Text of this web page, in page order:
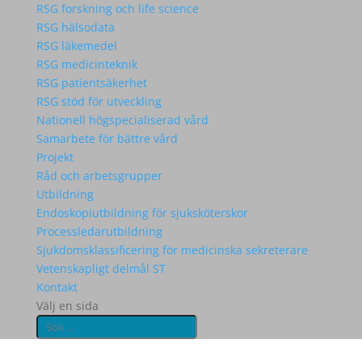
RSG forskning och life science
RSG hälsodata
RSG läkemedel
RSG medicinteknik
RSG patientsäkerhet
RSG stöd för utveckling
Nationell högspecialiserad vård
Samarbete för bättre vård
Projekt
Råd och arbetsgrupper
Utbildning
Endoskopiutbildning för sjuksköterskor
Processledarutbildning
Sjukdomsklassificering för medicinska sekreterare
Vetenskapligt delmål ST
Kontakt
Välj en sida